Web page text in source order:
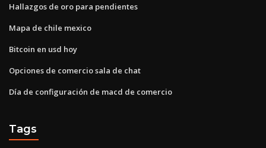
Hallazgos de oro para pendientes
Mapa de chile mexico
Bitcoin en usd hoy
Opciones de comercio sala de chat
Día de configuración de macd de comercio
Tags